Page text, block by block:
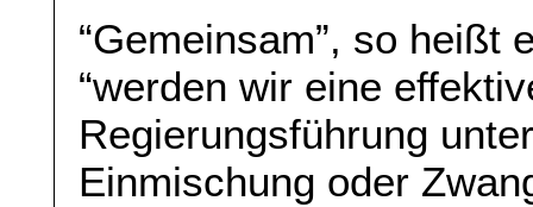
“Gemeinsam”, so heißt
“werden wir eine
Regierungsführung
Einmischung oder